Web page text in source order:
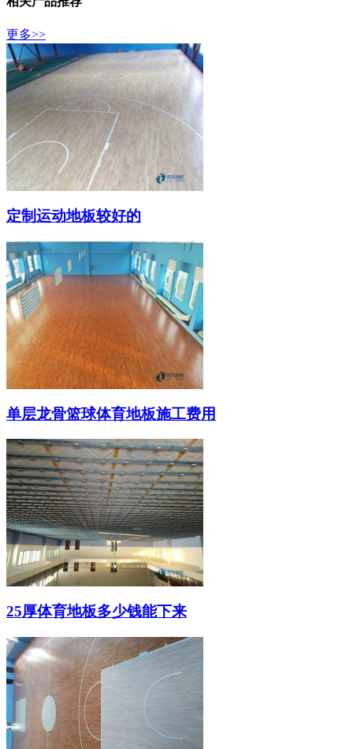
更多>>
定制运动地板较好的
单层龙骨篮球体育地板施工费用
25厚体育地板多少钱能下来